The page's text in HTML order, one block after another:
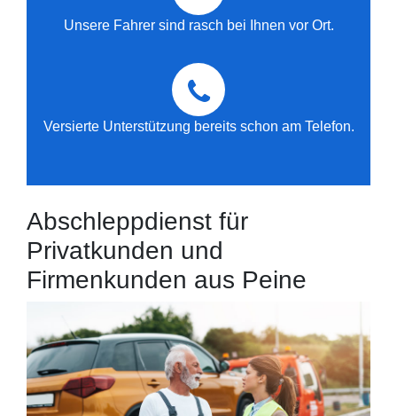
Unsere Fahrer sind rasch bei Ihnen vor Ort.
Versierte Unterstützung bereits schon am Telefon.
Abschleppdienst für
Privatkunden und
Firmenkunden aus Peine